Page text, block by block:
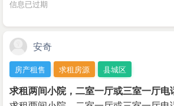
信息已过期
安奇
房产租售 求租房源 县城区